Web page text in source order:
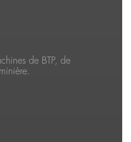
de BTP, de